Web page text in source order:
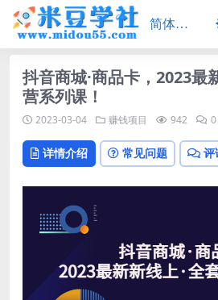
抖音商城·商品卡，2023最
营系列课！
2023-03-04 赚钱项目 942 0
详情介绍 常见问题 评